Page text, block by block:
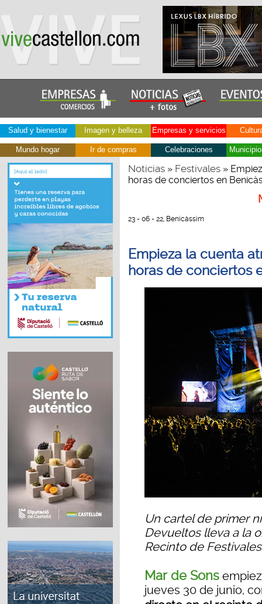
Salud y bienestar Imagen y belleza Empresas y servicios
Mundo hogar Ir de compras Celebraciones
Noticias» Festivales»
horas de conciertos en
23 - 06 - 22, Benicàssim
Empieza la cuenta
horas de conciertos
Un cartel de primer
Devueltos lleva a la
Recinto de Festivales
Mar de Sons
jueves 30 de junio,